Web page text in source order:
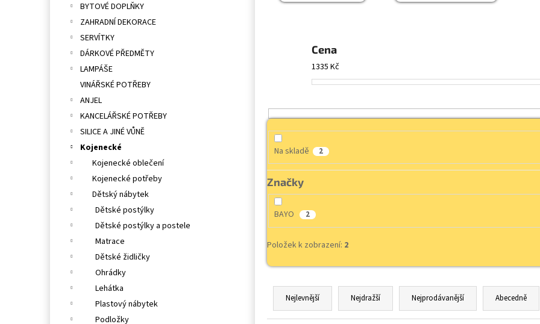
BYTOVÉ DOPLŇKY
ZAHRADNÍ DEKORACE
SERVÍTKY
DÁRKOVÉ PŘEDMĚTY
LAMPÁŠE
VINÁŘSKÉ POTŘEBY
ANJEL
KANCELÁŘSKÉ POTŘEBY
SILICE A JINÉ VŮNĚ
Kojenecké
Kojenecké oblečení
Kojenecké potřeby
Dětský nábytek
Dětské postýlky
Dětské postýlky a postele
Matrace
Dětské židličky
Ohrádky
Lehátka
Plastový nábytek
Podložky
Cena
1335 Kč
Na skladě 2
Značky
BAYO 2
Položek k zobrazení: 2
Ř
z
Nejlevnější Nejdražší Nejprodávanější Abecedně